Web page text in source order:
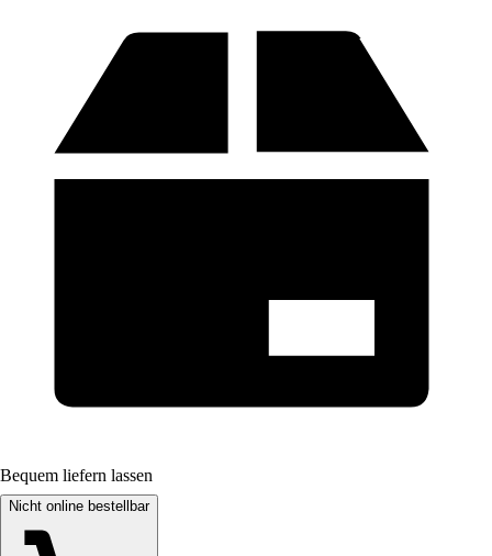
Bequem liefern lassen
Nicht online bestellbar